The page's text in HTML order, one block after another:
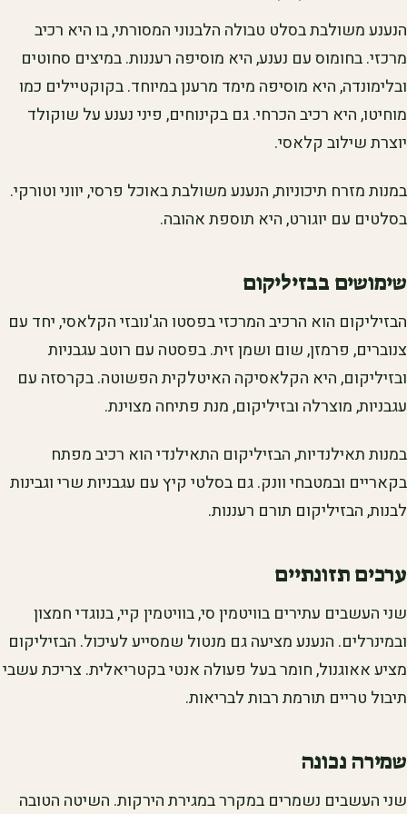
הנענע משולבת בסלט טבולה הלבנוני המסורתי, בו היא רכיב
מרכזי. בחומוס עם נענע, היא מוסיפה רעננות. במיצים סחוטים
ובלימונדה, היא מוסיפה מימד מרענן במיוחד. בקוקטיילים כמו
מוחיטו, היא רכיב הכרחי. גם בקינוחים, פיני נענע על שוקולד
יוצרת שילוב קלאסי.
במנות מזרח תיכוניות, הנענע משולבת באוכל פרסי, יווני וטורקי.
בסלטים עם יוגורט, היא תוספת אהובה.
שימושים בבזיליקום
הבזיליקום הוא הרכיב המרכזי בפסטו הג'נובזי הקלאסי, יחד עם
צנוברים, פרמזן, שום ושמן זית. בפסטה עם רוטב עגבניות
ובזיליקום, היא הקלאסיקה האיטלקית הפשוטה. בקרסזה עם
עגבניות, מוצרלה ובזיליקום, מנת פתיחה מצוינת.
במנות תאילנדיות, הבזיליקום התאילנדי הוא רכיב מפתח
בקאריים ובמטבחי וונק. גם בסלטי קיץ עם עגבניות שרי וגבינות
לבנות, הבזיליקום תורם רעננות.
ערכים תזונתיים
שני העשבים עתירים בוויטמין סי, בוויטמין קיי, בנוגדי חמצון
ובמינרלים. הנענע מציעה גם מנטול שמסייע לעיכול. הבזיליקום
מציע אאוגנול, חומר בעל פעולה אנטי בקטריאלית. צריכת עשבי
תיבול טריים תורמת רבות לבריאות.
שמירה נכונה
שני העשבים נשמרים במקרר במגירת הירקות. השיטה הטובה